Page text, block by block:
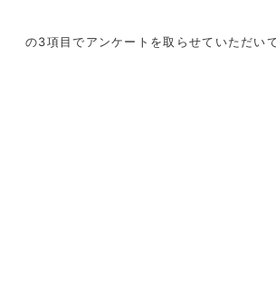
の3項目でアンケートを取らせていただい